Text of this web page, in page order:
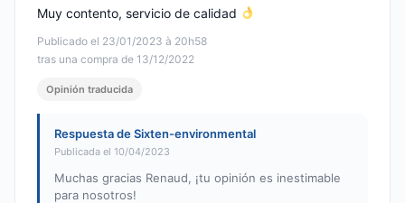
Publicado el 23/01/2023 à 20h58
tras una compra de 13/12/2022
Muy contento, servicio de calidad
Opinión traducida
Respuesta de Sixten-environmental
Publicada el 10/04/2023
Muchas gracias Renaud, ¡tu opinión es inestimable
para nosotros!